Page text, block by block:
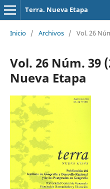
Terra. Nueva Etapa
Inicio / Archivos / Vol. 26
Vol. 26 Núm. 39
Nueva Etapa